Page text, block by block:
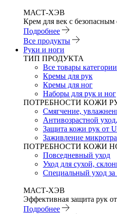
МАСТ-ХЭВ
Крем для век с
Подробнее
Все продукты
Руки и ноги
ТИП ПРОДУКТА
Все товары категории
Кремы для рук
Кремы для ног
Наборы для рук и ног
ПОТРЕБНОСТИ КОЖИ
Смягчение,
Антивозрастной
Защита кожи рук от
Заживление
ПОТРЕБНОСТИ КОЖИ
Повседневный уход
Уход для сухой,
Специальный уход за
МАСТ-ХЭВ
Эффективная защита рук
Подробнее